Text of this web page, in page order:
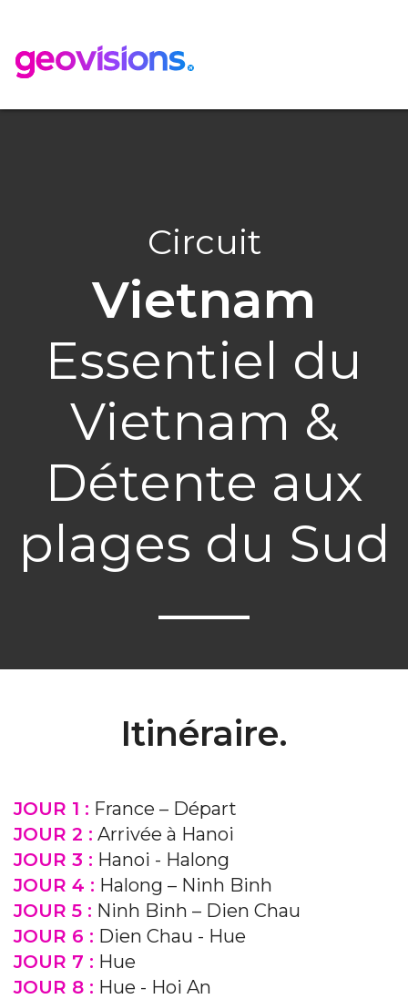
Circuit
Vietnam
Essentiel du
Vietnam &
Détente aux
plages du Sud
Itinéraire.
JOUR 1 : France – Départ
JOUR 2 : Arrivée à Hanoi
JOUR 3 : Hanoi - Halong
JOUR 4 : Halong – Ninh Binh
JOUR 5 : Ninh Binh – Dien Chau
JOUR 6 : Dien Chau - Hue
JOUR 7 : Hue
JOUR 8 : Hue - Hoi An